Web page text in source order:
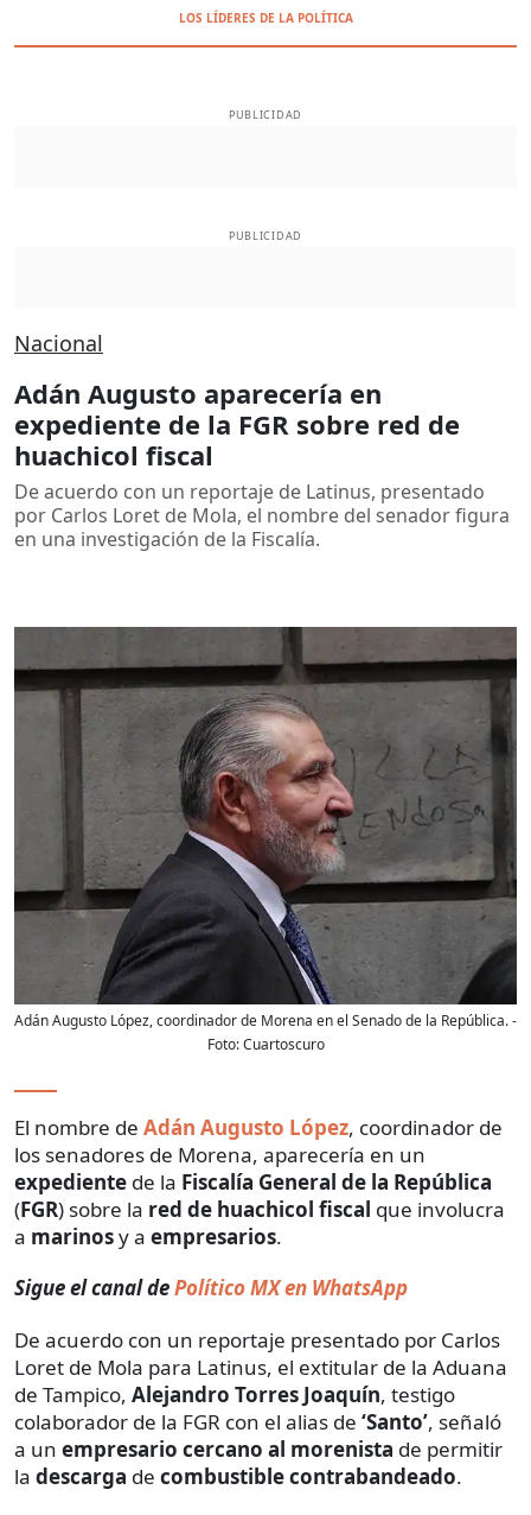
LOS LÍDERES DE LA POLÍTICA
PUBLICIDAD
PUBLICIDAD
Nacional
Adán Augusto aparecería en
expediente de la FGR sobre red de
huachicol fiscal
De acuerdo con un reportaje de Latinus, presentado
por Carlos Loret de Mola, el nombre del senador figura
en una investigación de la Fiscalía.
Adán Augusto López, coordinador de Morena en el Senado de la República.-
Foto:Cuartoscuro
El nombre de Adán Augusto López, coordinador de
los senadores de Morena, aparecería en un
expediente de la Fiscalía General de la República
(FGR) sobre la red de huachicol fiscal que involucra
a marinosy a empresarios.
Sigue el canal dePolítico MX en WhatsApp
De acuerdo con un reportaje presentado por Carlos
Loret de Mola para Latinus, el extitular de la Aduana
de Tampico, Alejandro Torres Joaquín, testigo
colaborador de la FGR con el alias de ‘Santo’, señaló
a un empresario cercano al morenista de permitir
la descarga de combustible contrabandeado.